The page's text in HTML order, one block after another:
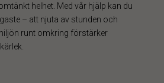
helhet. Med vår hjälp kan du
– att njuta av stunden och
runt omkring förstärker